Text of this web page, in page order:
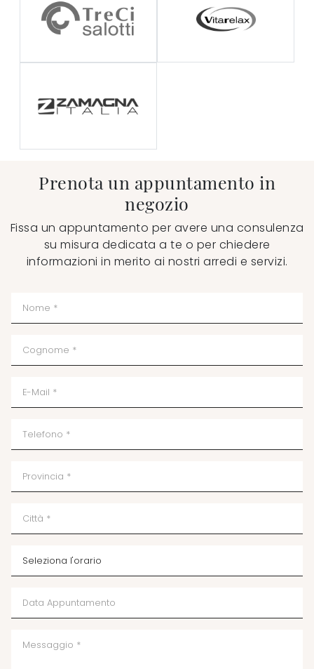
Prenota un appuntamento in
negozio
Fissa un appuntamento per avere una consulenza
su misura dedicata a te o per chiedere
informazioni in merito ai nostri arredi e servizi.